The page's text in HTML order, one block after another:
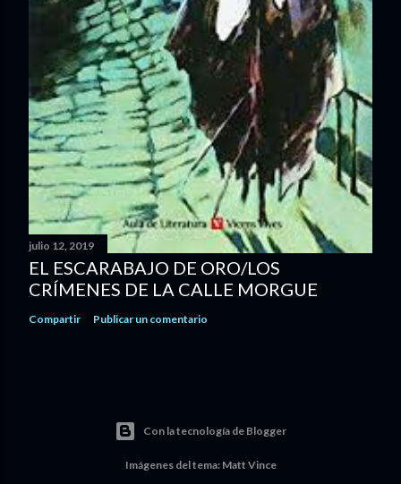
julio 12, 2019
EL ESCARABAJO DE ORO/LOS
CRÍMENES DE LA CALLE MORGUE
Compartir Publicar un comentario
Con la tecnología de Blogger
Imágenes del tema: Matt Vince